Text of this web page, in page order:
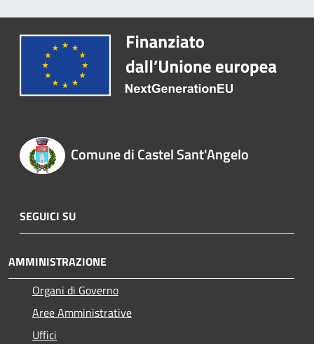
Comune di Castel Sant'Angelo
SEGUICI SU
AMMINISTRAZIONE
Organi di Governo
Aree Amministrative
Uffici